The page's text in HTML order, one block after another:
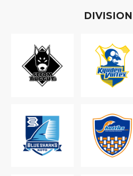
DIVISION